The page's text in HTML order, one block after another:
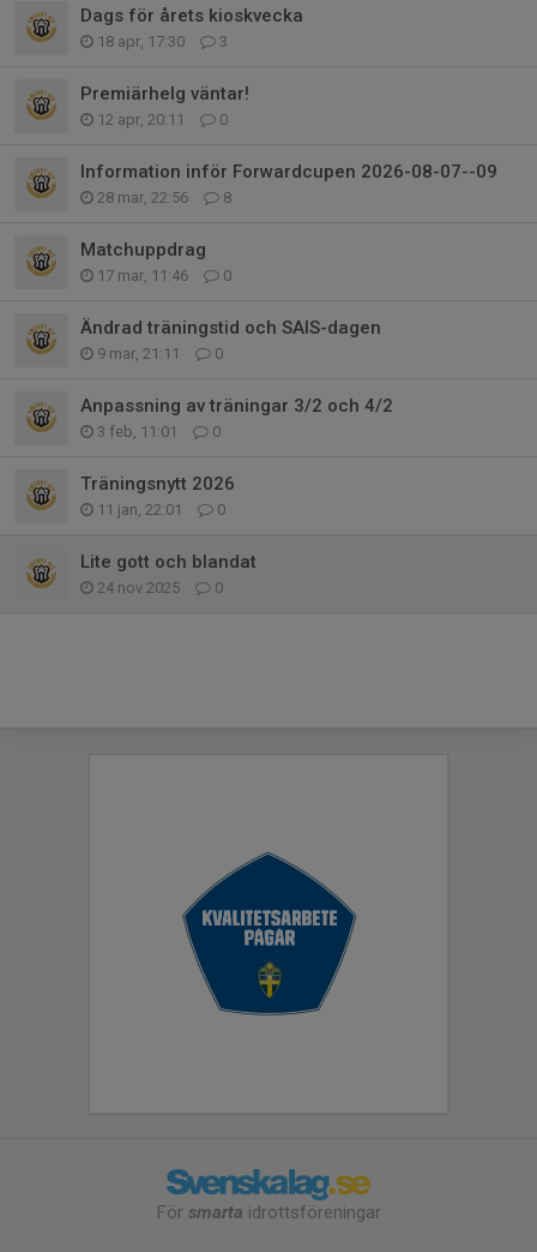
Dags för årets kioskvecka
18 apr, 17:30 3
Premiärhelg väntar!
12 apr, 20:11 0
Information inför Forwardcupen 2026-08-07--09
28 mar, 22:56 8
Matchuppdrag
17 mar, 11:46 0
Ändrad träningstid och SAIS-dagen
9 mar, 21:11 0
Anpassning av träningar 3/2 och 4/2
3 feb, 11:01 0
Träningsnytt 2026
11 jan, 22:01 0
Lite gott och blandat
24 nov 2025 0
För smarta idrottsföreningar